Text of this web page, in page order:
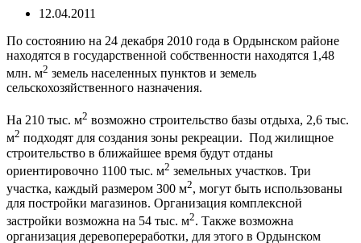
12.04.2011
По состоянию на 24 декабря 2010 года в Ордынском районе
находятся в государственной собственности находятся 1,48
млн. м2 земель населенных пунктов и земель
сельскохозяйственного назначения.
На 210 тыс. м2 возможно строительство базы отдыха, 2,6 тыс.
м2 подходят для создания зоны рекреации. Под жилищное
строительство в ближайшее время будут отданы
ориентировочно 1100 тыс. м2 земельных участков. Три
участка, каждый размером 300 м2, могут быть использованы
для постройки магазинов. Организация комплексной
застройки возможна на 54 тыс. м2. Также возможна
организация деревопереработки, для этого в Ордынском